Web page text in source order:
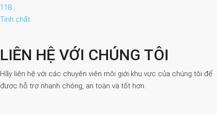
118
Tính chất
LIÊN HỆ VỚI CHÚNG TÔI
Hãy liên hệ với các chuyên viên môi giới khu vực của chúng tôi để
được hỗ trợ nhanh chóng, an toàn và tốt hơn.